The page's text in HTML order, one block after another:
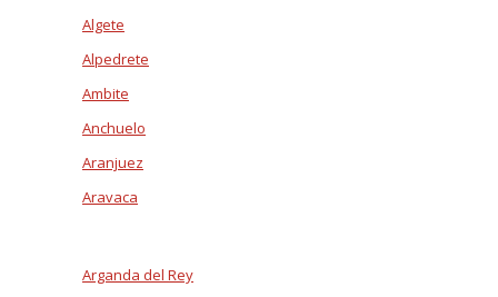
Algete
Alpedrete
Ambite
Anchuelo
Aranjuez
Aravaca
Arganda del Rey